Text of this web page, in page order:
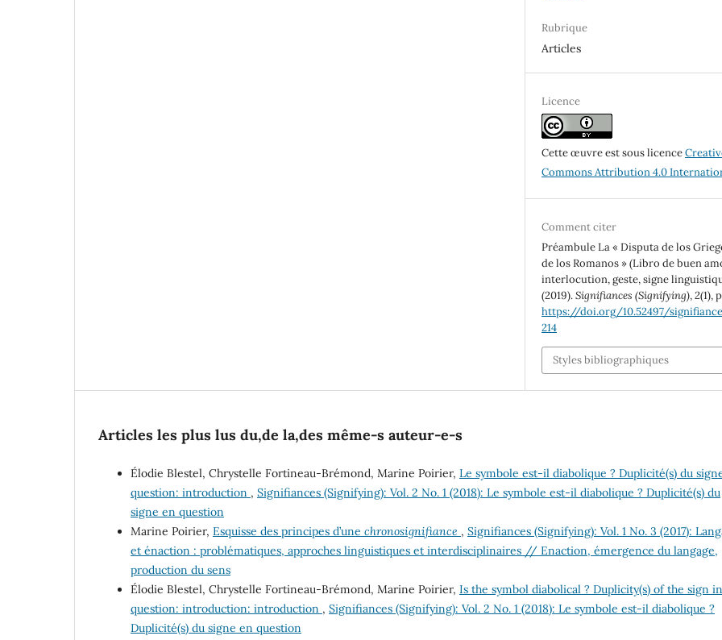
Rubrique
Articles
Licence
Cette œuvre est sous licence
Commons Attribution 4.0
Comment citer
Préambule La « Disputa de los
de los Romanos » (Libro de buen
interlocution, geste, signe
(2019).Signifiances (Signifying),2(1),
https://doi.org/10.52497/
214
Styles bibliographiques
Articles les plus lus du,de la,des même-s auteur-e-s
Élodie Blestel, Chrystelle Fortineau-Brémond, Marine Poirier, Le symbole est-il diabolique ? Duplicité(s) du
question: introduction , Signifiances (Signifying): Vol. 2 No. 1 (2018): Le symbole est-il diabolique ? Duplicité(s) du
signe en question
Marine Poirier, Esquisse des principes d’une chronosignifiance , Signifiances (Signifying): Vol. 1 No. 3 (2017):
et énaction : problématiques, approches linguistiques et interdisciplinaires // Enaction, émergence du langage,
production du sens
Élodie Blestel, Chrystelle Fortineau-Brémond, Marine Poirier, Is the symbol diabolical ? Duplicity(s) of the sign in
question: introduction: introduction , Signifiances (Signifying): Vol. 2 No. 1 (2018): Le symbole est-il diabolique ?
Duplicité(s) du signe en question